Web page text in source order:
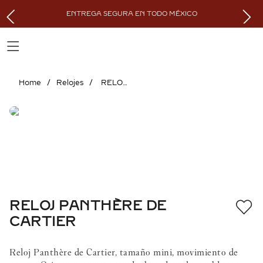
ENTREGA SEGURA EN TODO MÉXICO
Relojes RELOJ PANTHÈRE DE CARTIER
RELOJ PANTHÈRE DE
CARTIER
Reloj Panthère de Cartier, tamaño mini, movimiento de